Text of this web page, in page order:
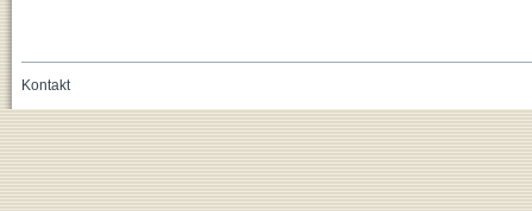
Kontakt